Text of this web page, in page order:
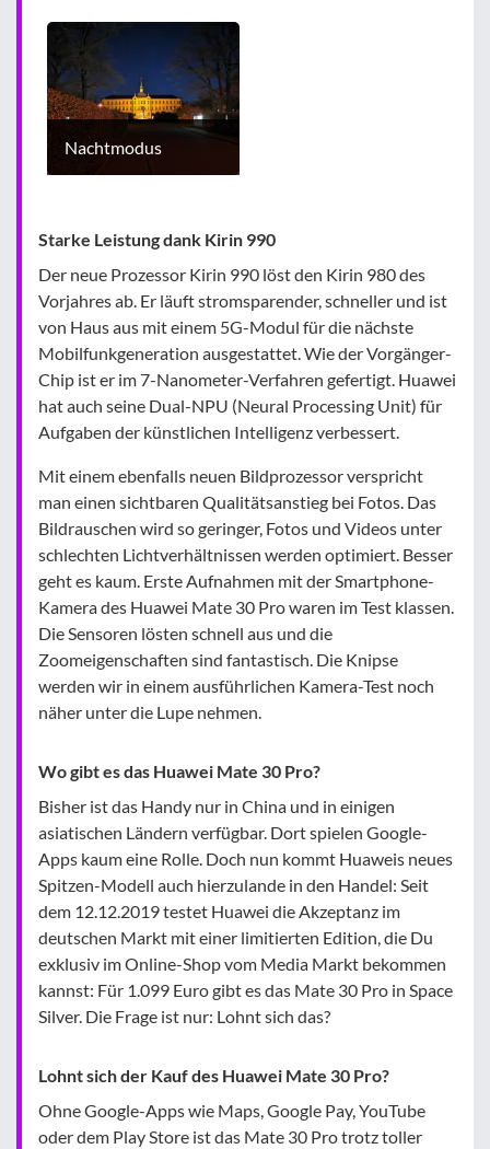
Nachtmodus
Starke Leistung dank Kirin 990
Der neue Prozessor Kirin 990 löst den Kirin 980 des
Vorjahres ab. Er läuft stromsparender, schneller und ist
von Haus aus mit einem 5G-Modul für die nächste
Mobilfunkgeneration ausgestattet. Wie der Vorgänger-
Chip ist er im 7-Nanometer-Verfahren gefertigt. Huawei
hat auch seine Dual-NPU (Neural Processing Unit) für
Aufgaben der künstlichen Intelligenz verbessert.
Mit einem ebenfalls neuen Bildprozessor verspricht
man einen sichtbaren Qualitätsanstieg bei Fotos. Das
Bildrauschen wird so geringer, Fotos und Videos unter
schlechten Lichtverhältnissen werden optimiert. Besser
geht es kaum. Erste Aufnahmen mit der Smartphone-
Kamera des Huawei Mate 30 Pro waren im Test klassen.
Die Sensoren lösten schnell aus und die
Zoomeigenschaften sind fantastisch. Die Knipse
werden wir in einem ausführlichen Kamera-Test noch
näher unter die Lupe nehmen.
Wo gibt es das Huawei Mate 30 Pro?
Bisher ist das Handy nur in China und in einigen
asiatischen Ländern verfügbar. Dort spielen Google-
Apps kaum eine Rolle. Doch nun kommt Huaweis neues
Spitzen-Modell auch hierzulande in den Handel: Seit
dem 12.12.2019 testet Huawei die Akzeptanz im
deutschen Markt mit einer limitierten Edition, die Du
exklusiv im Online-Shop vom Media Markt bekommen
kannst: Für 1.099 Euro gibt es das Mate 30 Pro in Space
Silver. Die Frage ist nur: Lohnt sich das?
Lohnt sich der Kauf des Huawei Mate 30 Pro?
Ohne Google-Apps wie Maps, Google Pay, YouTube
oder dem Play Store ist das Mate 30 Pro trotz toller